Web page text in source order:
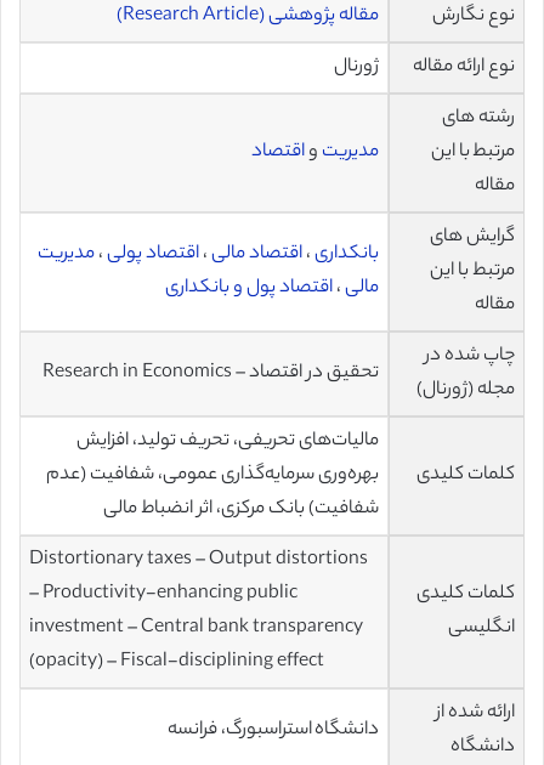
نوع نگارش
مقاله پژوهشی (Research Article)
نوع ارائه مقاله
ژورنال
رشته های
مرتبط با این
مقاله
مدیریت واقتصاد
گرایش های
مرتبط با این
مقاله
بانکداری،اقتصاد مالی،اقتصاد پولی،مدیریت
مالی،اقتصاد پول و بانکداری
چاپ شده در
مجله (ژورنال)
تحقیق در اقتصاد – Research in Economics
کلمات کلیدی
مالیات‌های تحریفی، تحریف تولید، افزایش
بهره‌وری سرمایه‌گذاری عمومی، شفافیت (عدم
شفافیت) بانک مرکزی، اثر انضباط مالی
کلمات کلیدی
انگلیسی
Distortionary taxes – Output distortions
– Productivity-enhancing public
investment – Central bank transparency
(opacity) – Fiscal-disciplining effect
ارائه شده از
دانشگاه
دانشگاه استراسبورگ، فرانسه